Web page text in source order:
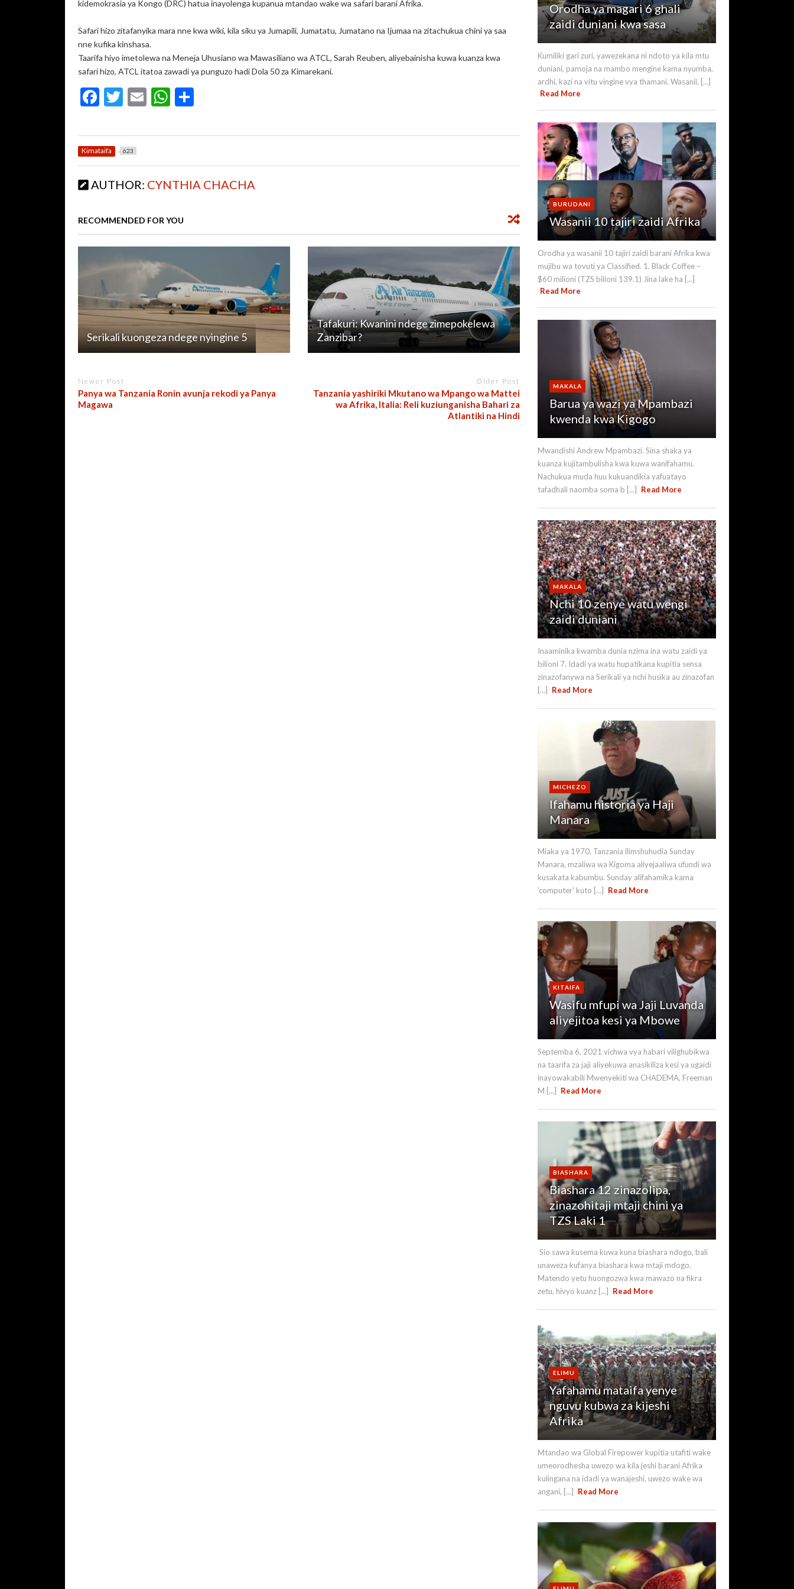
kidemokrasia ya Kongo (DRC) hatua inayolenga kupanua mtandao wake wa safari barani Afrika.
Safari hizo zitafanyika mara nne kwa wiki, kila siku ya Jumapili, Jumatatu, Jumatano na Ijumaa na zitachukua chini ya saa
nne kufika kinshasa.
Taarifa hiyo imetolewa na Meneja Uhusiano wa Mawasiliano wa ATCL, Sarah Reuben, aliyebainisha kuwa kuanza kwa
safari hizo, ATCL itatoa zawadi ya punguzo hadi Dola 50 za Kimarekani.
F
e
b
o
o
T
itt
er
E
ai
W
at
A
p
S
ar
Kimataifa 623
AUTHOR: CYNTHIA CHACHA
RECOMMENDED FOR YOU
Serikali kuongeza ndege nyingine 5
Tafakuri: Kwanini ndege zimepokelewa
Zanzibar?
Newer Post
Panya wa Tanzania Ronin avunja rekodi ya Panya
Magawa
Older Post
Tanzania yashiriki Mkutano wa Mpango wa Mattei
wa Afrika, Italia: Reli kuziunganisha Bahari za
Atlantiki na Hindi
Orodha ya magari 6 ghali
zaidi duniani kwa sasa
Kumiliki gari zuri, yawezekana ni ndoto ya kila mtu
duniani, pamoja na mambo mengine kama nyumba,
ardhi, kazi na vitu vingine vya thamani. Wasanii, [...]
Read More
BURUDANI
Wasanii 10 tajiri zaidi Afrika
Orodha ya wasanii 10 tajiri zaidi barani Afrika kwa
mujibu wa tovuti ya Classified. 1. Black Coffee –
$60 milioni (TZS bilioni 139.1) Jina lake ha [...]
Read More
MAKALA
Barua ya wazi ya Mpambazi
kwenda kwa Kigogo
Mwandishi Andrew Mpambazi. Sina shaka ya
kuanza kujitambulisha kwa kuwa wanifahamu.
Nachukua muda huu kukuandikia yafuatayo
tafadhali naomba soma b [...]
Read More
MAKALA
Nchi 10 zenye watu wengi
zaidi duniani
Inaaminika kwamba dunia nzima ina watu zaidi ya
bilioni 7. Idadi ya watu hupatikana kupitia sensa
zinazofanywa na Serikali ya nchi husika au zinazofan
[...]
Read More
MICHEZO
Ifahamu historia ya Haji
Manara
Miaka ya 1970, Tanzania ilimshuhudia Sunday
Manara, mzaliwa wa Kigoma aliyejaaliwa ufundi wa
kusakata kabumbu. Sunday alifahamika kama
'computer' kuto [...]
Read More
KITAIFA
Wasifu mfupi wa Jaji Luvanda
aliyejitoa kesi ya Mbowe
Septemba 6, 2021 vichwa vya habari vilighubikwa
na taarifa za jaji aliyekuwa anasikiliza kesi ya ugaidi
inayowakabili Mwenyekiti wa CHADEMA, Freeman
M [...]
Read More
BIASHARA
Biashara 12 zinazolipa,
zinazohitaji mtaji chini ya
TZS Laki 1
Sio sawa kusema kuwa kuna biashara ndogo, bali
unaweza kufanya biashara kwa mtaji mdogo.
Matendo yetu huongozwa kwa mawazo na fikra
zetu, hivyo kuanz [...]
Read More
ELIMU
Yafahamu mataifa yenye
nguvu kubwa za kijeshi
Afrika
Mtandao wa Global Firepower kupitia utafiti wake
umeorodhesha uwezo wa kila jeshi barani Afrika
kulingana na idadi ya wanajeshi, uwezo wake wa
angani, [...]
Read More